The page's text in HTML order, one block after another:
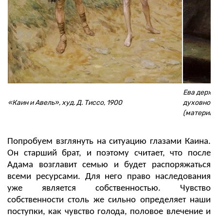
«Каин и Авель», худ. Д. Тиссо, 1900
Ева
Попробуем взглянуть на ситуацию глазами Каина.
Он старший брат, и поэтому считает, что после
Адама возглавит семью и будет распоряжаться
всеми ресурсами. Для него право наследования
уже является собственностью. Чувство
собственности столь же сильно определяет наши
поступки, как чувство голода, половое влечение и